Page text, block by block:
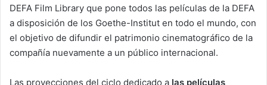
DEFA Film Library que pone todos las películas de la DEFA
a disposición de los Goethe-Institut en todo el mundo, con
el objetivo de difundir el patrimonio cinematográfico de la
compañía nuevamente a un público internacional.
Las proyecciones del ciclo dedicado a las películas